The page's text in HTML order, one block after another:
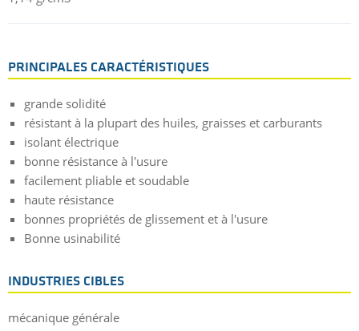
PRINCIPALES CARACTÉRISTIQUES
grande solidité
résistant à la plupart des huiles, graisses et carburants
isolant électrique
bonne résistance à l'usure
facilement pliable et soudable
haute résistance
bonnes propriétés de glissement et à l'usure
Bonne usinabilité
INDUSTRIES CIBLES
mécanique générale